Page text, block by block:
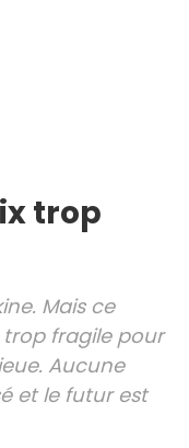
trop
Mais ce
fragile pour
Aucune
et le futur est